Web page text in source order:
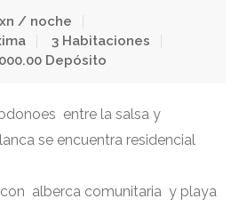
/ noche
3 Habitaciones
Depósito
entre la salsa y
se encuentra residencial
alberca comunitaria y playa